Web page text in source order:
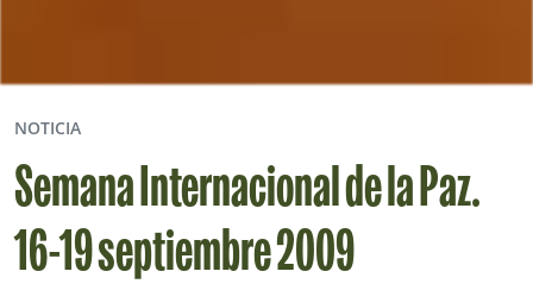
NOTICIA
Semana Internacional de la Paz.
16-19 septiembre 2009